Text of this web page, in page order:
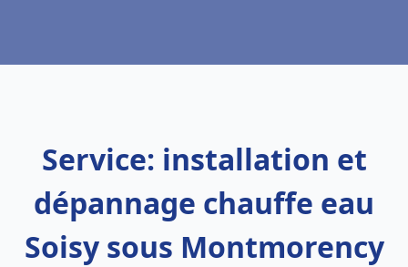
Service: installation et
dépannage chauffe eau
Soisy sous Montmorency